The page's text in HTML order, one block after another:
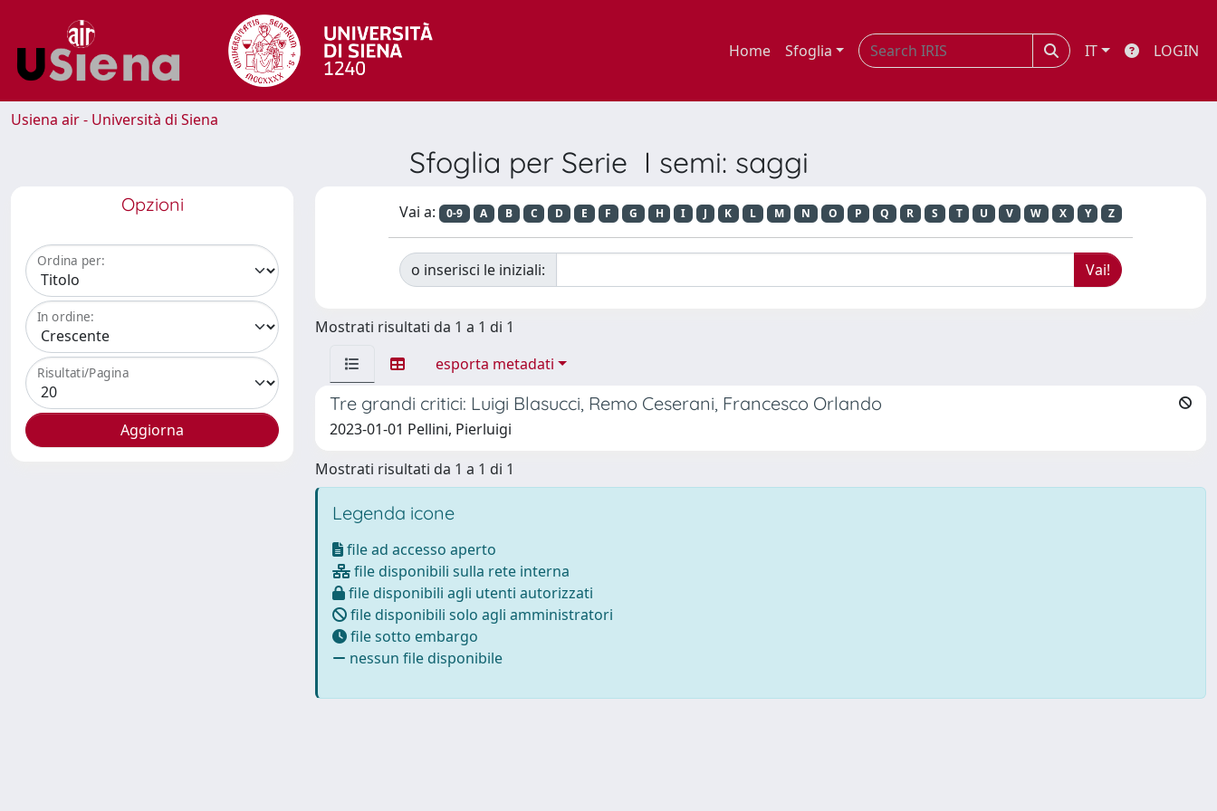
Home Sfoglia IT LOGIN
Usiena air - Università di Siena
Sfoglia per Serie I semi: saggi
Opzioni
Ordina per:
In ordine:
Risultati/Pagina
Vai a: 0-9 A B C D E F G H I J K L M N O P Q R S T U V W X Y Z
o inserisci le iniziali:
Mostrati risultati da 1 a 1 di 1
esporta metadati
Tre grandi critici: Luigi Blasucci, Remo Ceserani, Francesco Orlando
2023-01-01 Pellini, Pierluigi
Mostrati risultati da 1 a 1 di 1
Legenda icone
file ad accesso aperto
file disponibili sulla rete interna
file disponibili agli utenti autorizzati
file disponibili solo agli amministratori
file sotto embargo
nessun file disponibile